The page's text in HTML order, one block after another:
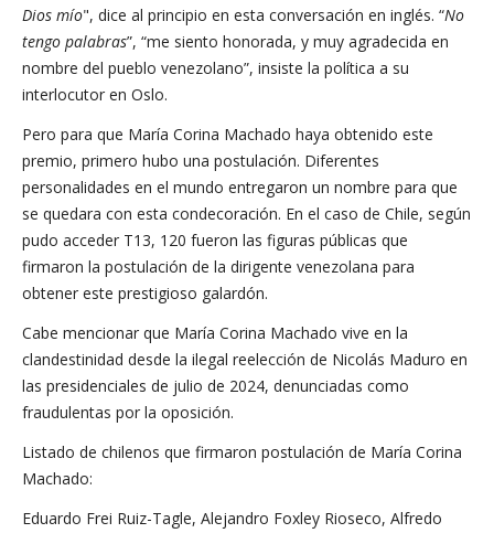
Dios mío", dice al principio en esta conversación en inglés. “No
tengo palabras”, “me siento honorada, y muy agradecida en
nombre del pueblo venezolano”, insiste la política a su
interlocutor en Oslo.
Pero para que María Corina Machado haya obtenido este
premio, primero hubo una postulación. Diferentes
personalidades en el mundo entregaron un nombre para que
se quedara con esta condecoración. En el caso de Chile, según
pudo acceder T13, 120 fueron las figuras públicas que
firmaron la postulación de la dirigente venezolana para
obtener este prestigioso galardón.
Cabe mencionar que María Corina Machado vive en la
clandestinidad desde la ilegal reelección de Nicolás Maduro en
las presidenciales de julio de 2024, denunciadas como
fraudulentas por la oposición.
Listado de chilenos que firmaron postulación de María Corina
Machado:
Eduardo Frei Ruiz-Tagle, Alejandro Foxley Rioseco, Alfredo